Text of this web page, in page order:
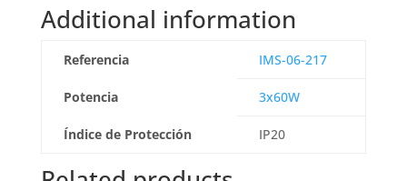
Additional information
Referencia IMS-06-217
Potencia 3x60W
Índice de Protección IP20